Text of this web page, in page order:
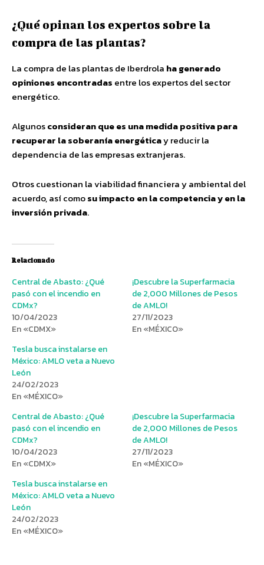
¿Qué opinan los expertos sobre la
compra de las plantas?
La compra de las plantas de Iberdrola ha generado
opiniones encontradas entre los expertos del sector
energético.
Algunosconsideran que es una medida positiva para
recuperar la soberanía energéticay reducir la
dependencia de las empresas extranjeras.
Otros cuestionan la viabilidad financiera y ambiental del
acuerdo, así comosu impacto en la competencia y en la
inversión privada.
Relacionado
Central de Abasto: ¿Qué
pasó con el incendio en
CDMx?
10/04/2023
En «CDMX»
¡Descubre la Superfarmacia
de 2,000 Millones de Pesos
de AMLO!
27/11/2023
En «MÉXICO»
Tesla busca instalarse en
México: AMLO veta a Nuevo
León
24/02/2023
En «MÉXICO»
Central de Abasto: ¿Qué
pasó con el incendio en
CDMx?
10/04/2023
En «CDMX»
¡Descubre la Superfarmacia
de 2,000 Millones de Pesos
de AMLO!
27/11/2023
En «MÉXICO»
Tesla busca instalarse en
México: AMLO veta a Nuevo
León
24/02/2023
En «MÉXICO»